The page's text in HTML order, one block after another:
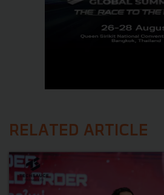
RELATED ARTICLE